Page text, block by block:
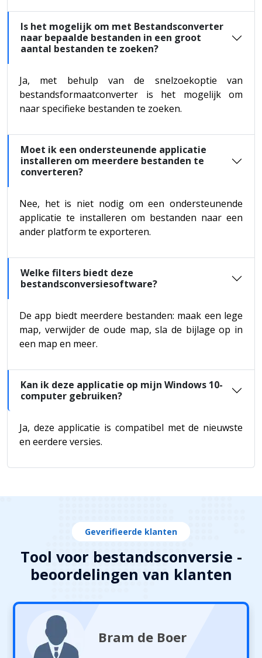
Is het mogelijk om met Bestandsconverter
naar bepaalde bestanden in een groot
aantal bestanden te zoeken?
Ja, met behulp van de snelzoekoptie van
bestandsformaatconverter is het mogelijk om
naar specifieke bestanden te zoeken.
Moet ik een ondersteunende applicatie
installeren om meerdere bestanden te
converteren?
Nee, het is niet nodig om een ondersteunende
applicatie te installeren om bestanden naar een
ander platform te exporteren.
Welke filters biedt deze
bestandsconversiesoftware?
De app biedt meerdere bestanden: maak een lege
map, verwijder de oude map, sla de bijlage op in
een map en meer.
Kan ik deze applicatie op mijn Windows 10-
computer gebruiken?
Ja, deze applicatie is compatibel met de nieuwste
en eerdere versies.
Geverifieerde klanten
Tool voor bestandsconversie -
beoordelingen van klanten
Bram de Boer